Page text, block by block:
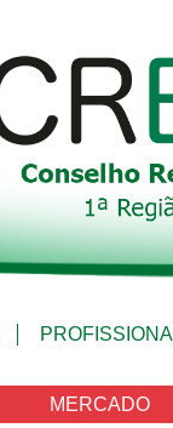
MERCADO